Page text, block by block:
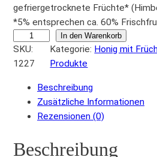
gefriergetrocknete Früchte*
*5% entsprechen ca. 60%
o
n
F
In den Warenkorb
SKU:
1227
Kategorie: Honig mit
Produkte
Beschreibung
Zusätzliche Informationen
Rezensionen (0)
Beschreibung